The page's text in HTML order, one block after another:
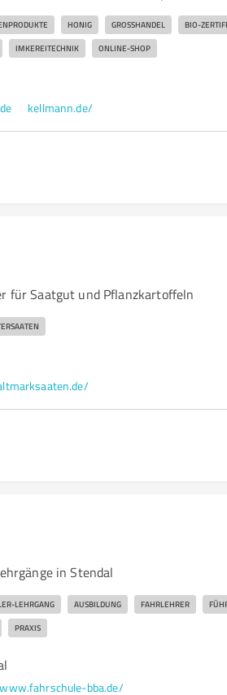
HONIG GROSSHANDEL BIO-
IMKEREITECHNIK ONLINE-SHOP
kellmann.de/
für Saatgut und Pflanzkartoffeln
in Stendal
LEHRGANG AUSBILDUNG FAHRLEHRER
PRAXIS
www.fahrschule-bba.de/